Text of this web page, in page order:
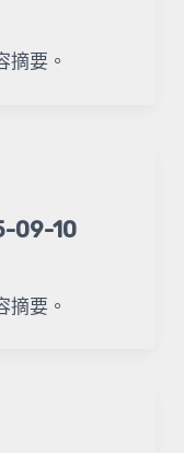
摘要。
09-10
摘要。